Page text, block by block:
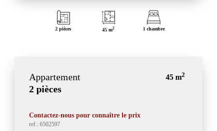
2 pièces 45 m2 1 chambre
Appartement 45 m2
2 pièces
Contactez-nous pour connaître le prix
ref.: 6502597